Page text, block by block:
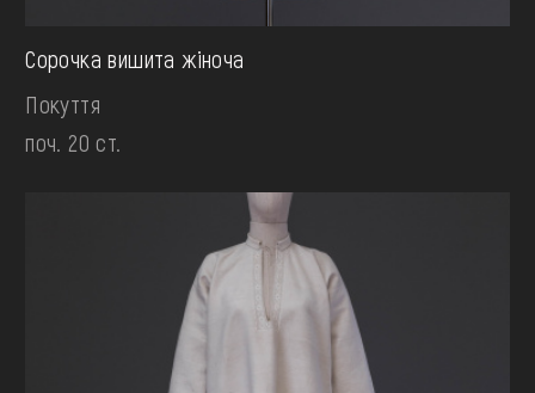
Сорочка вишита жіноча
Покуття
поч. 20 ст.